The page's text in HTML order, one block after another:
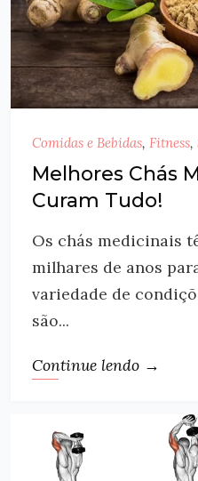
Comidas e Bebidas, Fitness,
Melhores Chás
Curam Tudo!
Os chás medicinais
milhares de anos
variedade de
são...
Continue lendo →